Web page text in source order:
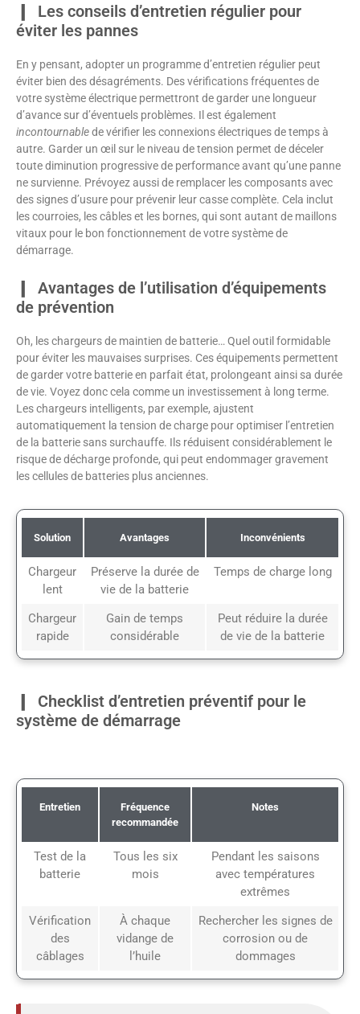
Les conseils d’entretien régulier pour
éviter les pannes
En y pensant, adopter un programme d’entretien régulier peut
éviter bien des désagréments. Des vérifications fréquentes de
votre système électrique permettront de garder une longueur
d’avance sur d’éventuels problèmes. Il est également
incontournablede vérifier les connexions électriques de temps à
autre. Garder un œil sur le niveau de tension permet de déceler
toute diminution progressive de performance avant qu’une panne
ne survienne. Prévoyez aussi de remplacer les composants avec
des signes d’usure pour prévenir leur casse complète. Cela inclut
les courroies, les câbles et les bornes, qui sont autant de maillons
vitaux pour le bon fonctionnement de votre système de
démarrage.
Avantages de l’utilisation d’équipements
de prévention
Oh, les chargeurs de maintien de batterie… Quel outil formidable
pour éviter les mauvaises surprises. Ces équipements permettent
de garder votre batterie en parfait état, prolongeant ainsi sa durée
de vie. Voyez donc cela comme un investissement à long terme.
Les chargeurs intelligents, par exemple, ajustent
automatiquement la tension de charge pour optimiser l’entretien
de la batterie sans surchauffe. Ils réduisent considérablement le
risque de décharge profonde, qui peut endommager gravement
les cellules de batteries plus anciennes.
Solution Avantages Inconvénients
Chargeur
lent
Préserve la durée de
vie de la batterie
Temps de charge long
Chargeur
rapide
Gain de temps
considérable
Peut réduire la durée
de vie de la batterie
Checklist d’entretien préventif pour le
système de démarrage
Entretien
Fréquence
recommandée
Notes
Test de la
batterie
Tous les six
mois
Pendant les saisons
avec températures
extrêmes
Vérification
des
câblages
À chaque
vidange de
l’huile
Rechercher les signes de
corrosion ou de
dommages